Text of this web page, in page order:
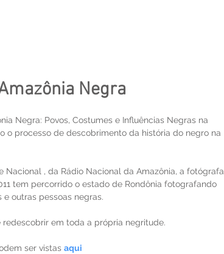
Negra
Negra: Povos, Costumes e Influências Negras na
o processo de descobrimento da história do negro na
Nacional , da Rádio Nacional da Amazônia, a fotógrafa
tem percorrido o estado de Rondônia fotografando
outras pessoas negras.
redescobrir em toda a própria negritude.
ser vistas aqui